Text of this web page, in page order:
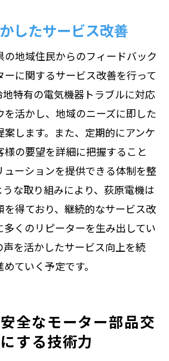
したサービス改善
の地域住民からのフィードバック
ーに関するサービス改善を行って
地特有の電気機器トラブルに対応
を活かし、地域のニーズに即した
します。また、定期的にアンケ
様の要望を詳細に把握すること
ューションを提供できる体制を整
な取り組みにより、荻原電機は
得ており、継続的なサービス改
くのリピーターを生み出してい
声を活かしたサービス向上を続
ていく予定です。
全なモーター部品交
する技術力